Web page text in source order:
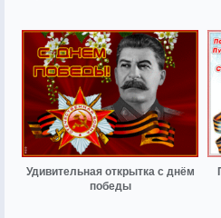
Удивительная открытка с днём
победы